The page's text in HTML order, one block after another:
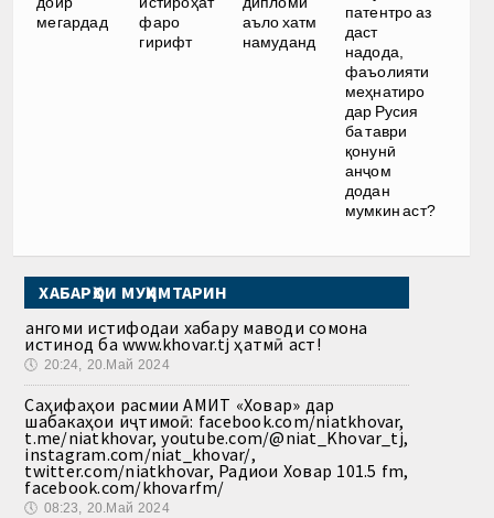
мегардад
фаро
гирифт
аъло хатм
намуданд
патентро аз
даст
надода,
фаъолияти
меҳнатиро
дар Русия
ба таври
қонунӣ
анҷом
додан
мумкин аст?
ХАБАРҲОИ МУҲИМТАРИН
Ҳангоми истифодаи хабару маводи сомона
истинод ба www.khovar.tj ҳатмӣ аст!
🕔 20:24, 20.Май 2024
Саҳифаҳои расмии АМИТ «Ховар» дар
шабакаҳои иҷтимоӣ: facebook.com/niatkhovar,
t.me/niatkhovar, youtube.com/@niat_Khovar_tj,
instagram.com/niat_khovar/,
twitter.com/niatkhovar, Радиои Ховар 101.5 fm,
facebook.com/khovarfm/
🕔 08:23, 20.Май 2024